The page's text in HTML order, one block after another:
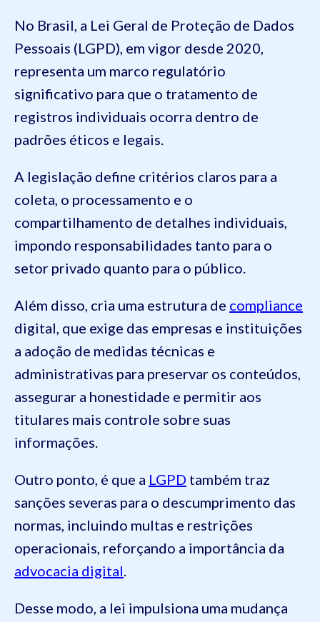
No Brasil, a Lei Geral de Proteção de Dados
Pessoais (LGPD), em vigor desde 2020,
representa um marco regulatório
significativo para que o tratamento de
registros individuais ocorra dentro de
padrões éticos e legais.
A legislação define critérios claros para a
coleta, o processamento e o
compartilhamento de detalhes individuais,
impondo responsabilidades tanto para o
setor privado quanto para o público.
Além disso, cria uma estrutura de compliance
digital, que exige das empresas e instituições
a adoção de medidas técnicas e
administrativas para preservar os conteúdos,
assegurar a honestidade e permitir aos
titulares mais controle sobre suas
informações.
Outro ponto, é que a LGPD também traz
sanções severas para o descumprimento das
normas, incluindo multas e restrições
operacionais, reforçando a importância da
advocacia digital
Desse modo, a lei impulsiona uma mudança